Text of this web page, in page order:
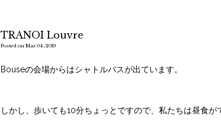
TRANOI Louvre
Posted on Mar 04, 2019
Bouseの会場からはシャトルバスが出ています。
しかし、歩いても10分ちょっとですので、私たちは昼食が